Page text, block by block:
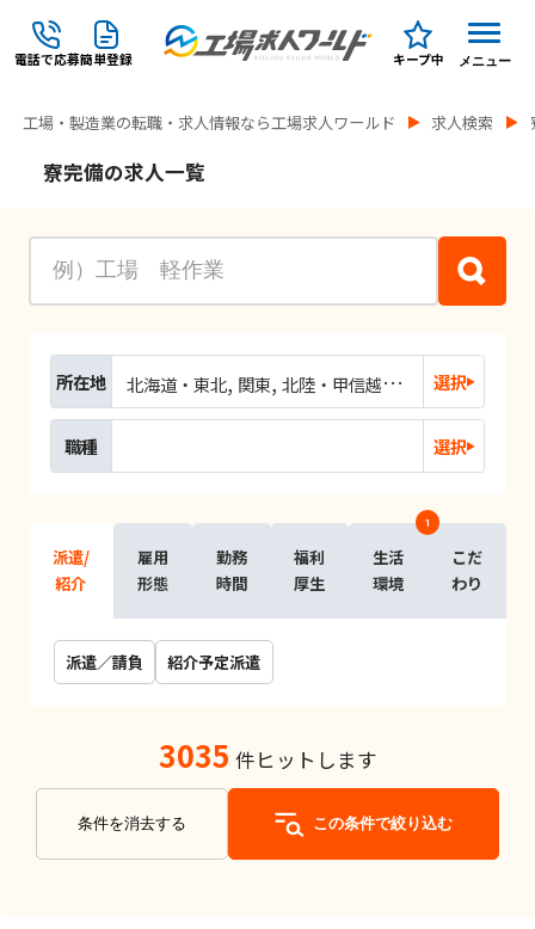
電話で応募簡単登録 キープ中 メニュー
工場・製造業の転職・求人情報なら工場求人ワールド 求人検索
寮完備の求人一覧
所在地 北海道・東北 関東 北陸・甲信越 東海 関西
選択
職種 選択
派遣/
紹介
雇用
形態
勤務
時間
福利
厚生
生活
環境
1
こだ
わり
派遣／請負 紹介予定派遣
3035 件ヒットします
条件を消去する この条件で絞り込む